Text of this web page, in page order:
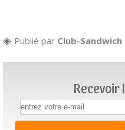
Publié par Club-Sandwich
Recevoir